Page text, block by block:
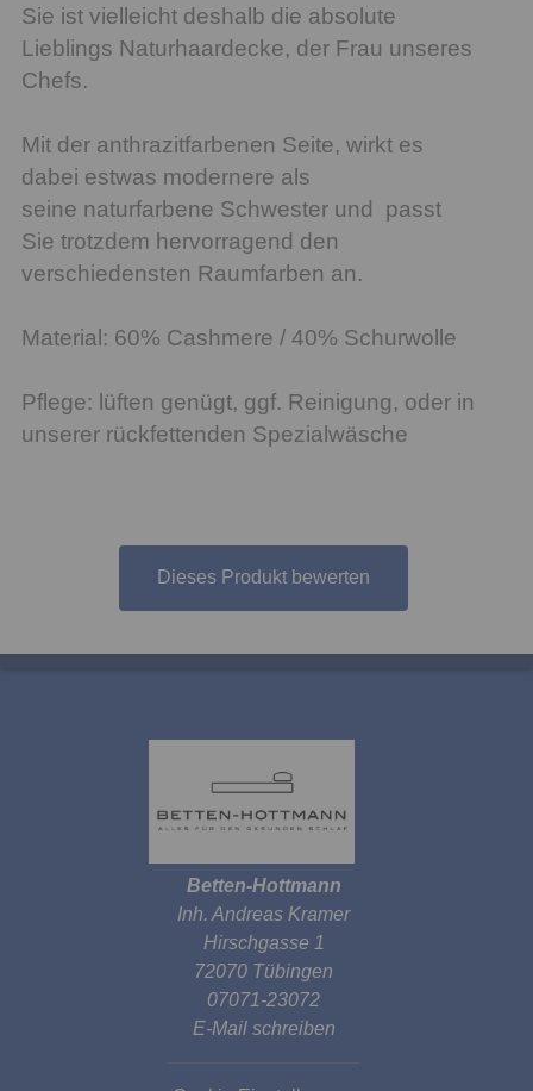
Sie ist vielleicht deshalb die absolute
Lieblings Naturhaardecke, der Frau unseres
Chefs.
Mit der anthrazitfarbenen Seite, wirkt es
dabei estwas modernere als
seine naturfarbene Schwester und passt
Sie trotzdem hervorragend den
verschiedensten Raumfarben an.
Material: 60% Cashmere / 40% Schurwolle
Pflege: lüften genügt, ggf. Reinigung, oder in
unserer rückfettenden Spezialwäsche
Dieses Produkt bewerten
Betten-Hottmann
Inh. Andreas Kramer
Hirschgasse 1
72070 Tübingen
07071-23072
E-Mail schreiben